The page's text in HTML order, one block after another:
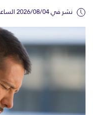
نشر في 2026/08/04 الساعة 10:47 م